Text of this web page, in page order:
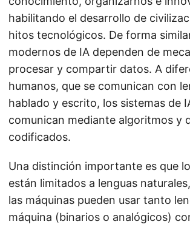
habilitando el desarrollo de
hitos tecnológicos. De forma
modernos de IA dependen de
procesar y compartir datos. A
humanos, que se comunican con
hablado y escrito, los sistemas de
comunican mediante algoritmos y
codificados.
Una distinción importante es que
están limitados a lenguas
las máquinas pueden usar tanto
máquina (binarios o analógicos)